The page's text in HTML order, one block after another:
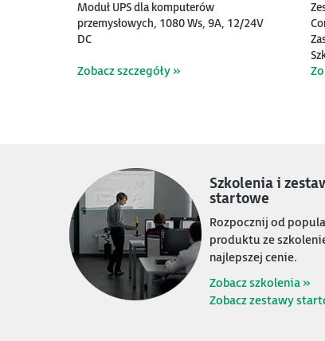
Moduł UPS dla komputerów
przemysłowych, 1080 Ws, 9A, 12/24V
DC
Zobacz szczegóły »
E-szkolenie AVEVA InTouch 2023 R2 -
899PLN
Zestaw do zdalnego programowania i
4500PLN
Szkolenia i
startowe
Rozpocznij od
produktu ze
najlepszej cenie.
Zobacz szkolenia »
Zobacz zestawy